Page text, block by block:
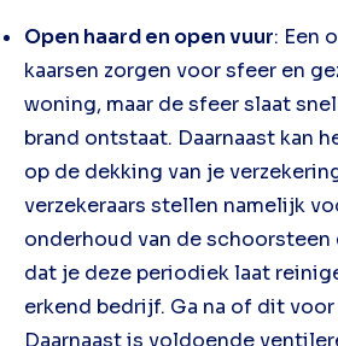
Open haard en open vuur: Een
kaarsen zorgen voor sfeer en
woning, maar de sfeer slaat
brand ontstaat. Daarnaast kan
op de dekking van je
verzekeraars stellen namelijk
onderhoud van de schoorsteen
dat je deze periodiek laat
erkend bedrijf. Ga na of dit
Daarnaast is voldoende